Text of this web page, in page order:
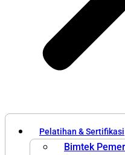
Pelatihan & Sertifikasi
Bimtek